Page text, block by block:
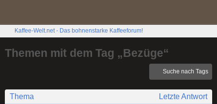
Kaffee-Welt.net - Das bohnenstarke Kaffeeforum!
Themen mit dem Tag „Bezüge“
Suche nach Tags
Thema Letzte Antwort